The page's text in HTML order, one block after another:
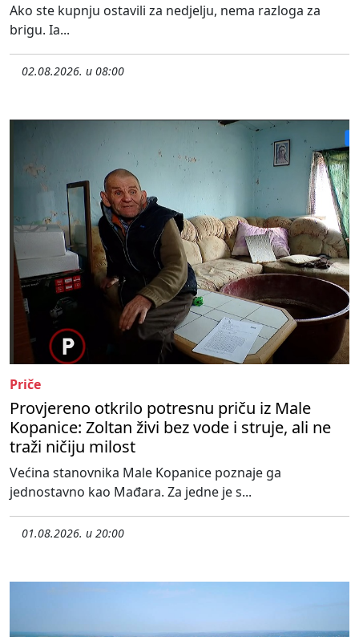
Ako ste kupnju ostavili za nedjelju, nema razloga za
brigu. Ia...
02.08.2026. u 08:00
Priče
Provjereno otkrilo potresnu priču iz Male
Kopanice: Zoltan živi bez vode i struje, ali ne
traži ničiju milost
Većina stanovnika Male Kopanice poznaje ga
jednostavno kao Mađara. Za jedne je s...
01.08.2026. u 20:00